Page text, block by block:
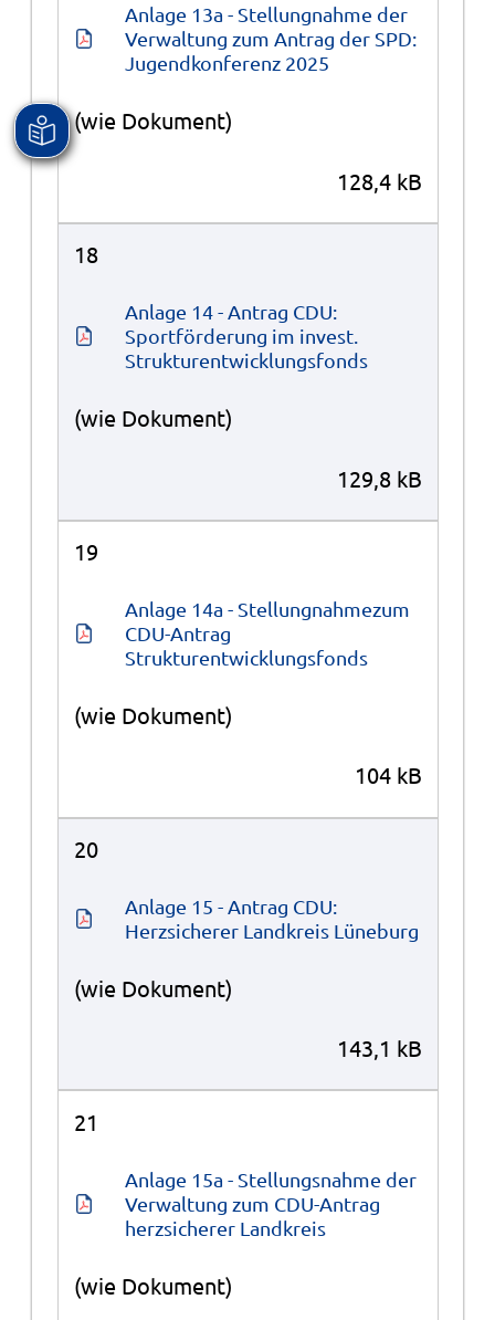
Anlage 13a - Stellungnahme der
Verwaltung zum Antrag der SPD:
Jugendkonferenz 2025
(wie Dokument)
128,4 kB
18
Anlage 14 - Antrag CDU:
Sportförderung im invest.
Strukturentwicklungsfonds
(wie Dokument)
129,8 kB
19
Anlage 14a - Stellungnahmezum
CDU-Antrag
Strukturentwicklungsfonds
(wie Dokument)
104 kB
20
Anlage 15 - Antrag CDU:
Herzsicherer Landkreis Lüneburg
(wie Dokument)
143,1 kB
21
Anlage 15a - Stellungsnahme der
Verwaltung zum CDU-Antrag
herzsicherer Landkreis
(wie Dokument)